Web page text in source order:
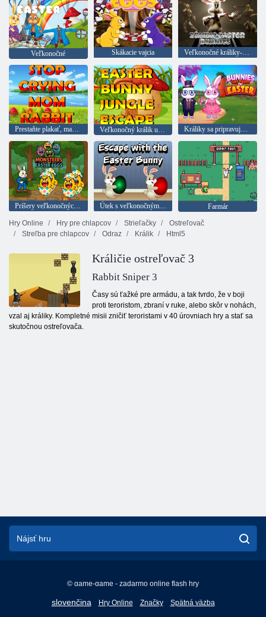
Veľkonočné Skákacie vajcia Veľkonočné králiky-Zombies
Prestaňte plakať, mama-strecha Veľkonočný králik unikne z džungle Králiky sa pripravujú na Veľkú noc
Príšery veľkonočných vajíčok Útek s veľkonočným králikom
Farmár
Hry Online
Hry pre chlapcov Strieľačky
Ostreľovač
Streľba pre chlapcov
Odraz Králik Html5
Králičie ostreľovač 3
Rabbit Sniper 3
Časy sú ťažké pre armádu, a tak tvrdo, že v boji
proti teroristom, zbraní v ruke, alebo skôr v nohách,
vzal aj králiky. Kompletné misii zničiť teroristami v 40 úrovniach hry a stať sa
skutočnou ostreľovača.
© game-game - zadarmo online flash hry
slovenčina
English
Hry Online Značky Spätná väzba